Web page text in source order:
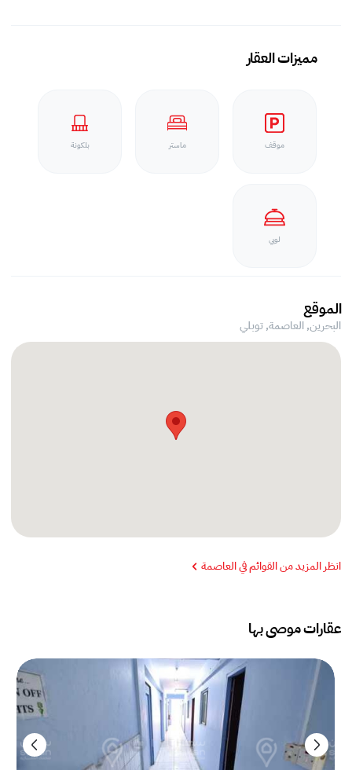
مميزات العقار
موقف ماستر بلكونة
لوبي
الموقع
البحرين, العاصمة,توبلي
انظر المزيد من القوائم في العاصمة
عقارات موصى بها